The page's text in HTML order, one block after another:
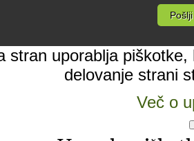
stran uporablja
delovanje strani
Več o